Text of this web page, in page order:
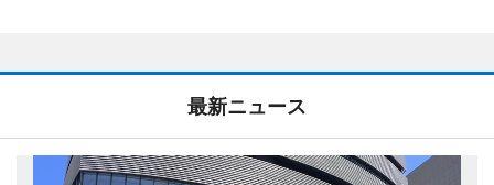
最新ニュース